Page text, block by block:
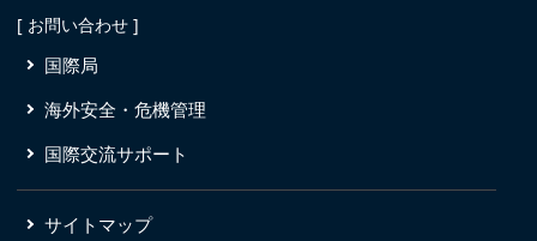
[ お問い合わせ ]
国際局
海外安全・危機管理
国際交流サポート
サイトマップ